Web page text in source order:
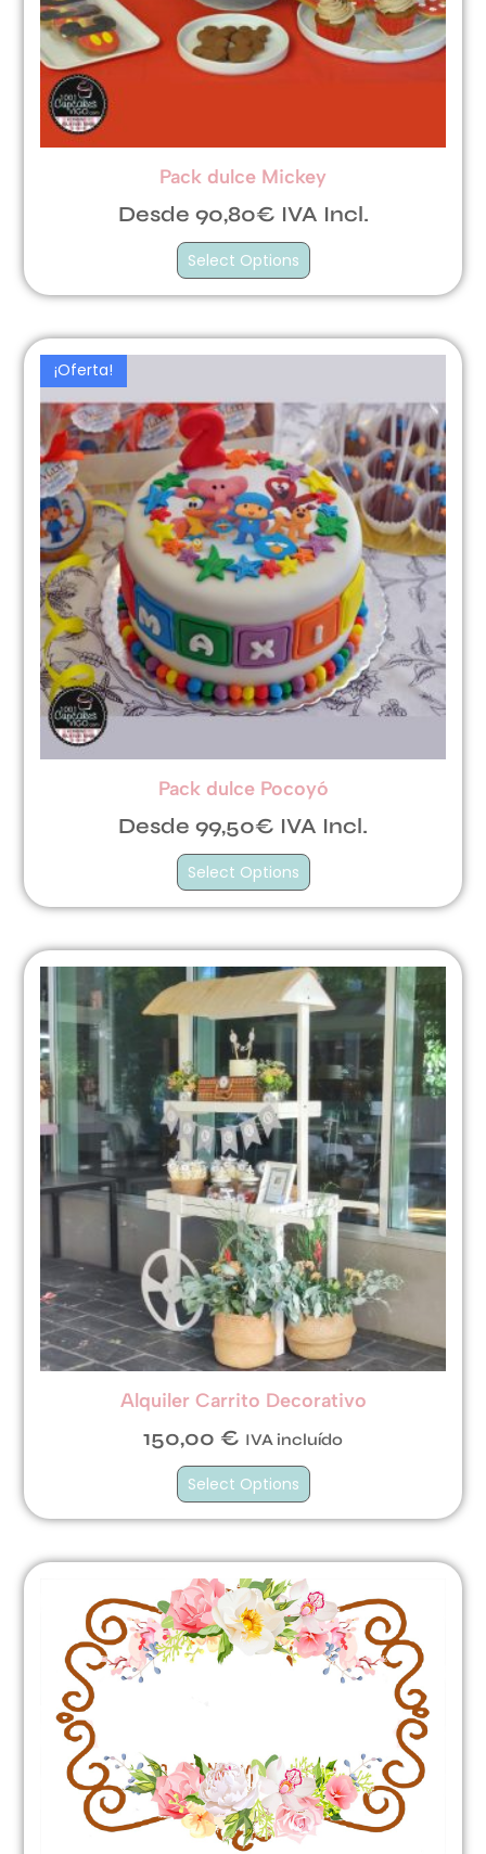
Pack dulce Mickey
Desde 90,80€ IVA Incl.
Select Options
¡Oferta!
Pack dulce Pocoyó
Desde 99,50€ IVA Incl.
Select Options
Alquiler Carrito Decorativo
150,00 € IVA incluído
Select Options